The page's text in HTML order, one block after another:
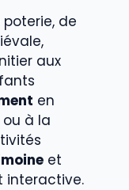
de
aux
en
à la
et
interactive.